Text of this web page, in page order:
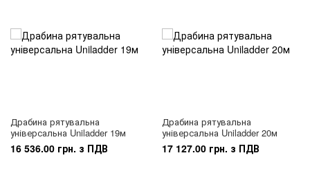
Драбина рятувальна
універсальна Uniladder 19м
16 536.00 грн. з ПДВ
Драбина рятувальна
універсальна Uniladder 20м
17 127.00 грн. з ПДВ